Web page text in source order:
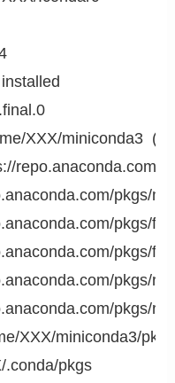
XXX/miniconda3
repo.anaconda.com/
repo.anaconda.com/pkgs/
repo.anaconda.com/pkgs/
repo.anaconda.com/pkgs/
repo.anaconda.com/pkgs/r/
repo.anaconda.com/pkgs/
XXX/miniconda3/pkgs
.conda/pkgs